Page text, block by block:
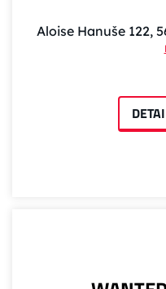
Aloise Hanuše 122,